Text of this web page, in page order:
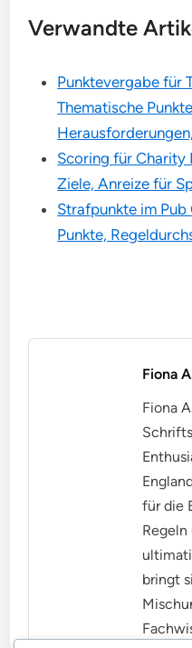
Verwandte
Punktevergabe für
Thematische
Scoring für Charity
Ziele, Anreize für
Strafpunkte im
Punkte,
Fiona
Fiona
für die
Regeln
bringt